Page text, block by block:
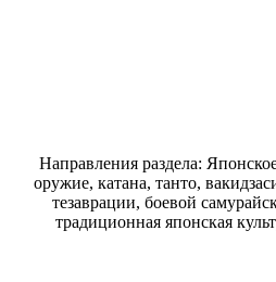
Направления раздела:
оружие, катана, танто,
тезаврации, боевой
традиционная японская